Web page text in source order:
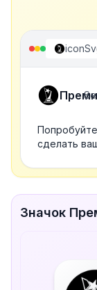
сделать
Значок